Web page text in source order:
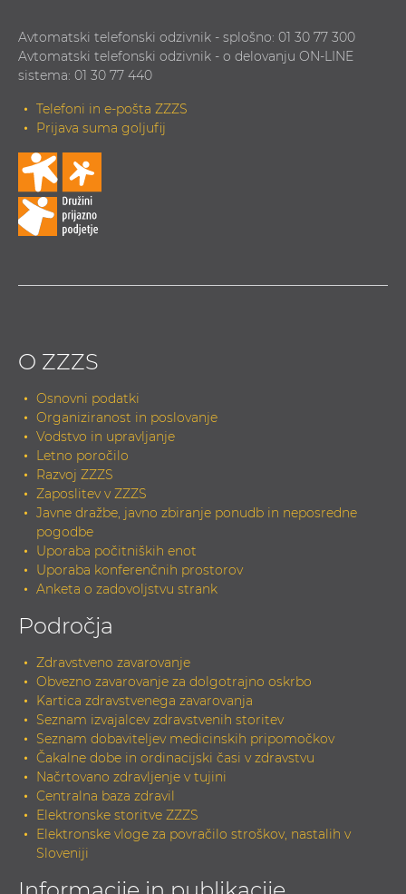
Avtomatski telefonski odzivnik - splošno: 01 30 77 300
Avtomatski telefonski odzivnik - o delovanju ON-LINE
sistema: 01 30 77 440
Telefoni in e-pošta ZZZS
Prijava suma goljufij
O ZZZS
Osnovni podatki
Organiziranost in poslovanje
Vodstvo in upravljanje
Letno poročilo
Razvoj ZZZS
Zaposlitev v ZZZS
Javne dražbe, javno zbiranje ponudb in neposredne
pogodbe
Uporaba počitniških enot
Uporaba konferenčnih prostorov
Anketa o zadovoljstvu strank
Področja
Zdravstveno zavarovanje
Obvezno zavarovanje za dolgotrajno oskrbo
Kartica zdravstvenega zavarovanja
Seznam izvajalcev zdravstvenih storitev
Seznam dobaviteljev medicinskih pripomočkov
Čakalne dobe in ordinacijski časi v zdravstvu
Načrtovano zdravljenje v tujini
Centralna baza zdravil
Elektronske storitve ZZZS
Elektronske vloge za povračilo stroškov, nastalih v
Sloveniji